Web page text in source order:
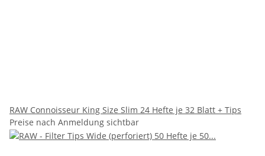
RAW Connoisseur King Size Slim 24 Hefte je 32 Blatt + Tips
Preise nach Anmeldung sichtbar